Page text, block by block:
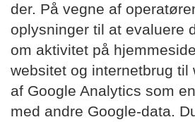
der. På vegne af
oplysninger til at evaluere
om aktivitet på
websitet og internetbrug
af Google Analytics som
med andre Google-data.